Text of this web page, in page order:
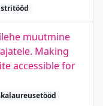
muutmine
Making
accessible for